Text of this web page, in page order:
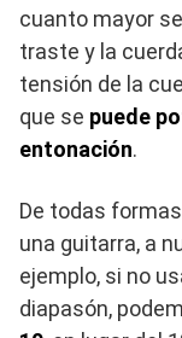
cuanto mayor
traste y la
tensión de la
que se puede
entonación.
De todas
una guitarra, a
ejemplo, si no
diapasón,